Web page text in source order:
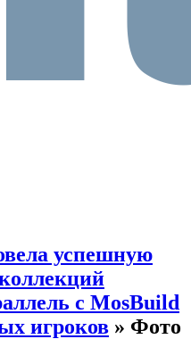
успешную
с MosBuild
игроков » Фото